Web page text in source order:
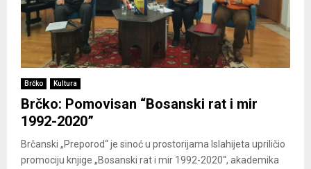
Brčko Kultura
Brčko: Pomovisan “Bosanski rat i mir
1992-2020”
Brčanski „Preporod“ je sinoć u prostorijama Islahijeta upriličio
promociju knjige „Bosanski rat i mir 1992-2020“, akademika